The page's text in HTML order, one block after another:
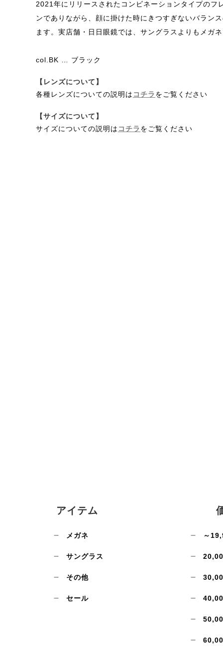
2021年にリリースされたコンビネーションタイプのフ
ンでありながら、顔に掛けた時にきつすぎないバラン
ます。実店舗・日日眼鏡では、サングラスよりもメガ
col.BK … ブラック
【レンズについて】
各種レンズについての説明は コチラ をご覧ください
【サイズについて】
サイズについての説明は コチラ をご覧ください
アイテム
メガネ
サングラス
その他
セール
～